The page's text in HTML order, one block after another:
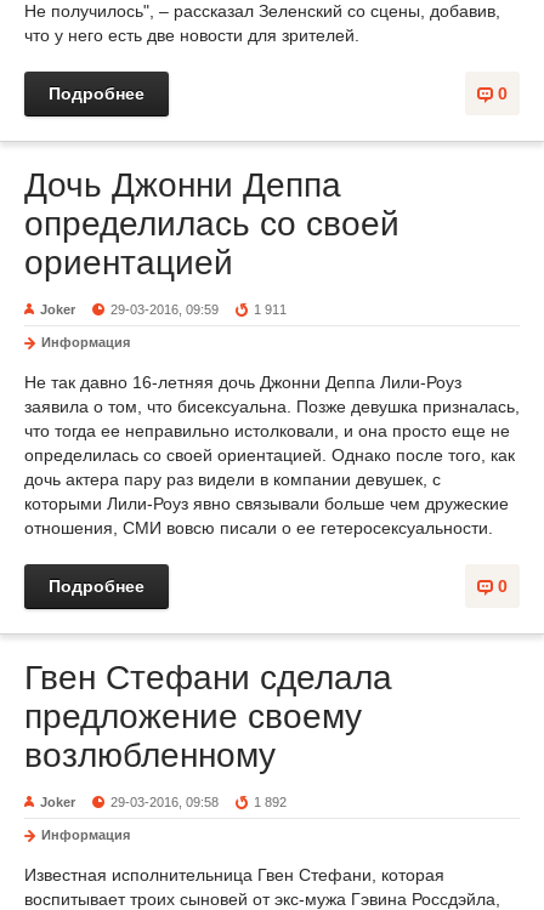
Не получилось", – рассказал Зеленский со сцены, добавив,
что у него есть две новости для зрителей.
0
Подробнее
Дочь Джонни Деппа
определилась со своей
ориентацией
Joker 29-03-2016, 09:59 1 911
Информация
Не так давно 16-летняя дочь Джонни Деппа Лили-Роуз
заявила о том, что бисексуальна. Позже девушка призналась,
что тогда ее неправильно истолковали, и она просто еще не
определилась со своей ориентацией. Однако после того, как
дочь актера пару раз видели в компании девушек, с
которыми Лили-Роуз явно связывали больше чем дружеские
отношения, СМИ вовсю писали о ее гетеросексуальности.
0
Подробнее
Гвен Стефани сделала
предложение своему
возлюбленному
Joker 29-03-2016, 09:58 1 892
Информация
Известная исполнительница Гвен Стефани, которая
воспитывает троих сыновей от экс-мужа Гэвина Россдэйла,